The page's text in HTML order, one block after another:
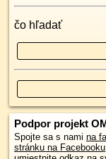
čo hľadať
Podpor projekt
Spojte sa s nami na
stránku na Facebooku